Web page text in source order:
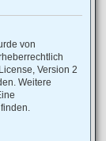
von
Version 2
Weitere